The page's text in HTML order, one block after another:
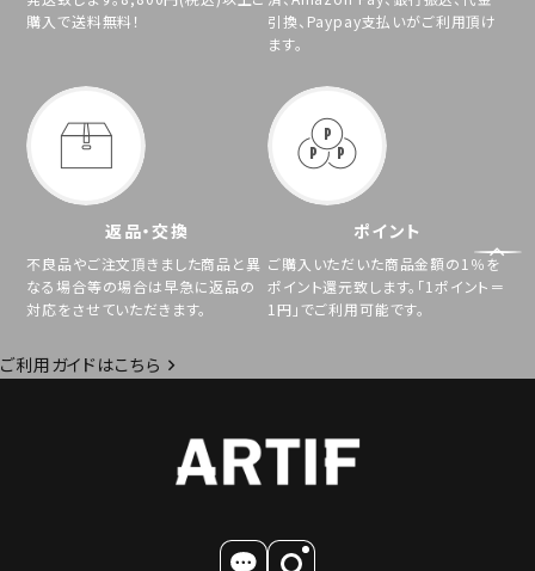
購入で送料無料！
引換、Paypay支払いがご利用頂け
ます。
返品・交換
不良品やご注文頂きました商品と異
なる場合等の場合は早急に返品の
対応をさせていただきます。
ポイント
ご購入いただいた商品金額の1％を
ポイント還元致します。「1ポイント＝
1円」でご利用可能です。
ご利用ガイドはこちら